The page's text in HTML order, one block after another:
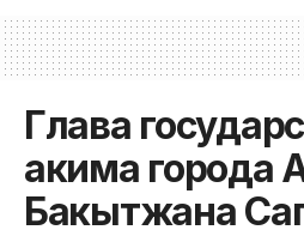
Глава
акима города
Бакытжана